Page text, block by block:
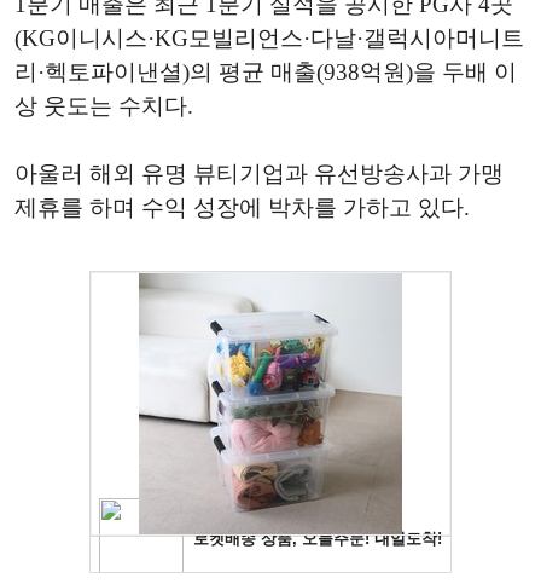
(KG이니시스·KG모빌리언스·다날·갤럭시아머니트
리·헥토파이낸셜)의 평균 매출(938억원)을 두배 이
상 웃도는 수치다.
아울러 해외 유명 뷰티기업과 유선방송사과 가맹
제휴를 하며 수익 성장에 박차를 가하고 있다.